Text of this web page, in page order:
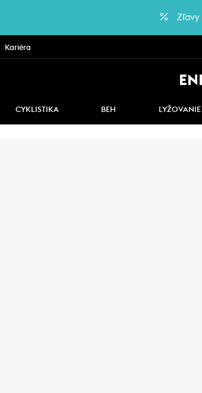
Zľavy
Kariéra
CYKLISTIKA BEH LYŽOVANIE